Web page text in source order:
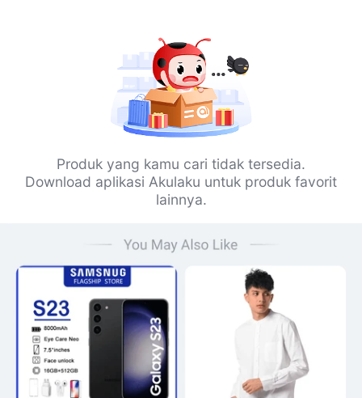
Produk yang kamu cari tidak tersedia.
Download aplikasi Akulaku untuk produk favorit
lainnya.